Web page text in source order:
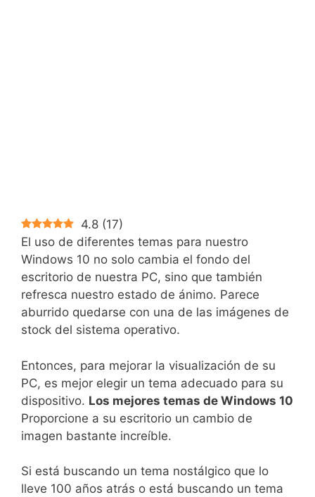
4.8 (17)
El uso de diferentes temas para nuestro
Windows 10 no solo cambia el fondo del
escritorio de nuestra PC, sino que también
refresca nuestro estado de ánimo. Parece
aburrido quedarse con una de las imágenes de
stock del sistema operativo.
Entonces, para mejorar la visualización de su
PC, es mejor elegir un tema adecuado para su
dispositivo. Los mejores temas de Windows 10
Proporcione a su escritorio un cambio de
imagen bastante increíble.
Si está buscando un tema nostálgico que lo
lleve 100 años atrás o está buscando un tema